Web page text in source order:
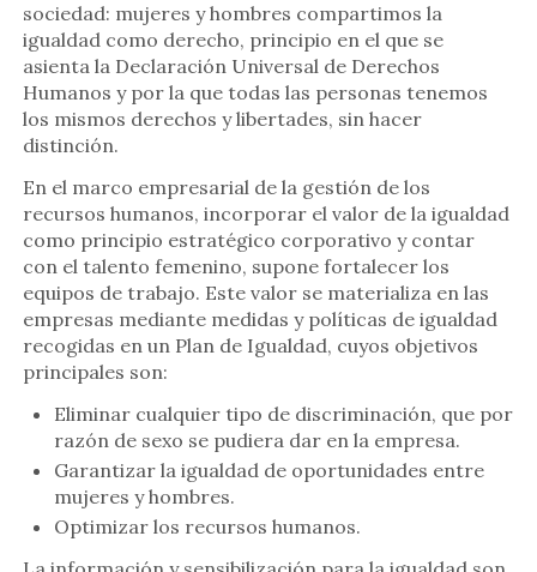
sociedad: mujeres y hombres compartimos la
igualdad como derecho, principio en el que se
asienta la Declaración Universal de Derechos
Humanos y por la que todas las personas tenemos
los mismos derechos y libertades, sin hacer
distinción.
En el marco empresarial de la gestión de los
recursos humanos, incorporar el valor de la igualdad
como principio estratégico corporativo y contar
con el talento femenino, supone fortalecer los
equipos de trabajo. Este valor se materializa en las
empresas mediante medidas y políticas de igualdad
recogidas en un Plan de Igualdad, cuyos objetivos
principales son:
Eliminar cualquier tipo de discriminación, que por
razón de sexo se pudiera dar en la empresa.
Garantizar la igualdad de oportunidades entre
mujeres y hombres.
Optimizar los recursos humanos.